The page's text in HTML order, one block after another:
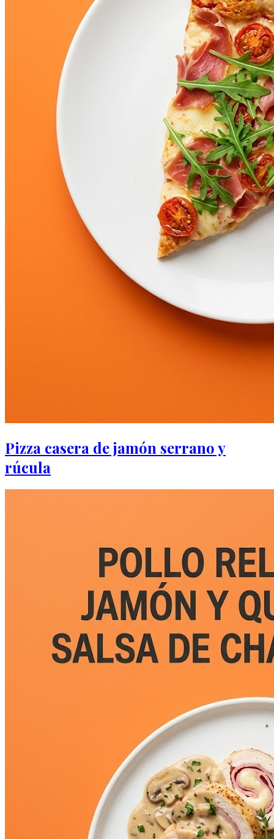
Pizza casera de jamón serrano y
rúcula